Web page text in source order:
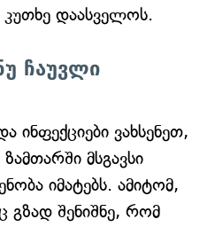
დაასველოს.
ჩაუვლი
ინფექციები ვახსენეთ,
მსგავსი
იმატებს. ამიტომ,
გზად შენიშნე, რომ